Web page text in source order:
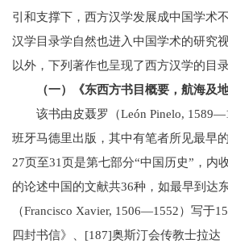
引和支撑下，西方汉学发展成中国学术
汉学目录学自然也进入中国学术的研究
以外，下列著作也呈现了西方汉学的目
（一）《东西方书目概要，航海及地
该书由皮聂罗（León Pinelo,
班牙马德里出版，其中有笔者所见最早
27页至31页是第七部分“中国历史”，内
的论述中国的文献共36种，如最早到达
（Francisco Xavier, 1506—1552）写于
四封书信》、[187]奥斯汀会传教士拉达